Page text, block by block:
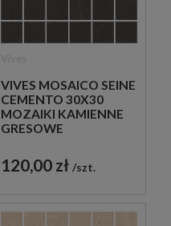
VIVES MOSAICO SEINE
CEMENTO 30X30
MOZAIKI KAMIENNE
GRESOWE
120,00 zł szt.